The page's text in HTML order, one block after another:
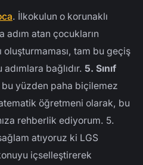
Neden Birebir Eğitim?
Yaşta Tanışmak
Ders Gerekli mi?
Yolda Bu Dersin Rolü
. İlkokulun o korunaklı
adım atan çocukların
oluşturmaması, tam bu geçiş
bağlıdır. 5. Sınıf
yüzden paha biçilemez
öğretmeni olarak, bu
rehberlik ediyorum. 5.
atıyoruz ki LGS
içselleştirerek